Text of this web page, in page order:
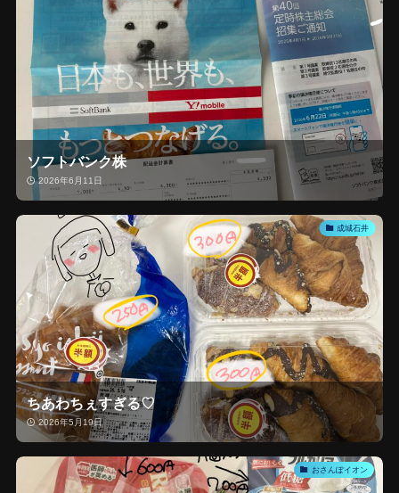
ソフトバンク株
2026年6月11日
成城石井
ちあわちぇすぎる♡
2026年5月19日
おさんぽイオン